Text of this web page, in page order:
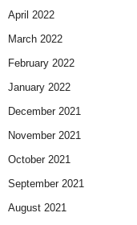
April 2022
March 2022
February 2022
January 2022
December 2021
November 2021
October 2021
September 2021
August 2021